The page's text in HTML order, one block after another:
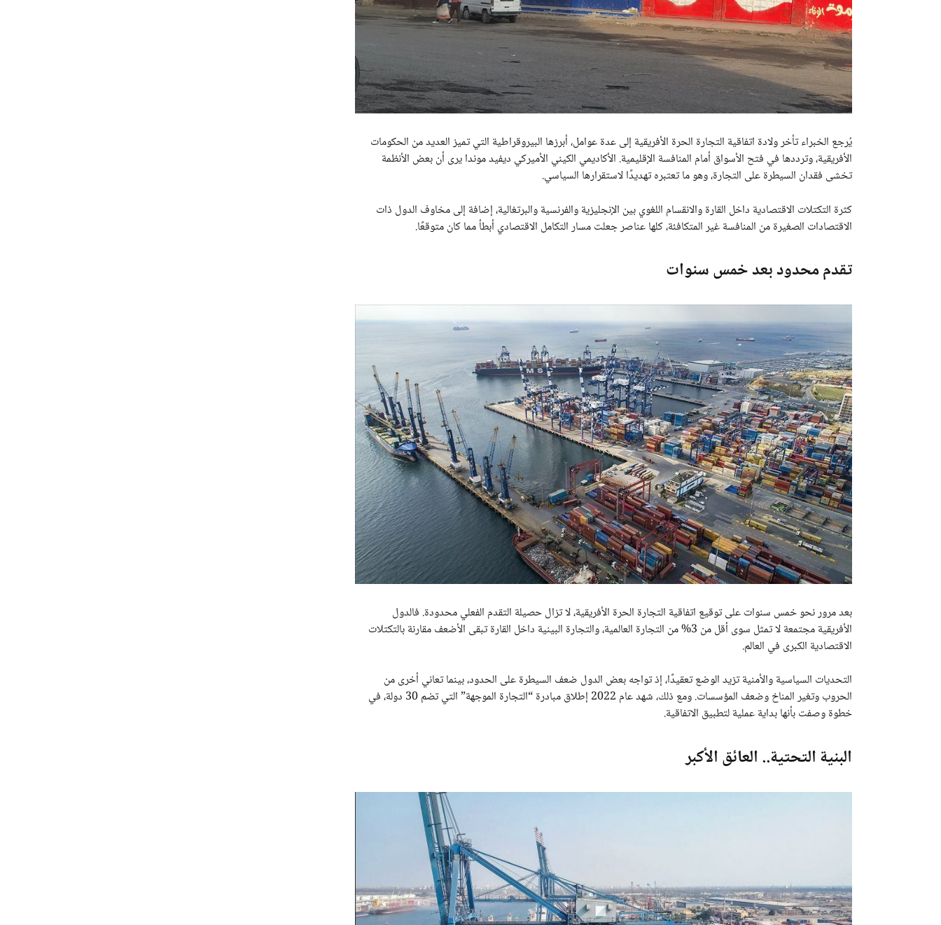
يُرجع الخبراء تأخر ولادة اتفاقية التجارة الحرة الأفريقية إلى عدة عوامل، أبرزها البيروقراطية التي تميز العديد من الحكومات
الأفريقية، وترددها في فتح الأسواق أمام المنافسة الإقليمية. الأكاديمي الكيني الأميركي ديفيد موندا يرى أن بعض الأنظمة
تخشى فقدان السيطرة على التجارة، وهو ما تعتبره تهديدًا لاستقرارها السياسي.
كثرة التكتلات الاقتصادية داخل القارة والانقسام اللغوي بين الإنجليزية والفرنسية والبرتغالية، إضافة إلى مخاوف الدول ذات
الاقتصادات الصغيرة من المنافسة غير المتكافئة، كلها عناصر جعلت مسار التكامل الاقتصادي أبطأ مما كان متوقعًا.
تقدم محدود بعد خمس سنوات
بعد مرور نحو خمس سنوات على توقيع اتفاقية التجارة الحرة الأفريقية، لا تزال حصيلة التقدم الفعلي محدودة. فالدول
الأفريقية مجتمعة لا تمثل سوى أقل من 3% من التجارة العالمية، والتجارة البينية داخل القارة تبقى الأضعف مقارنة بالتكتلات
الاقتصادية الكبرى في العالم.
التحديات السياسية والأمنية تزيد الوضع تعقيدًا، إذ تواجه بعض الدول ضعف السيطرة على الحدود، بينما تعاني أخرى من
الحروب وتغير المناخ وضعف المؤسسات. ومع ذلك، شهد عام 2022 إطلاق مبادرة “التجارة الموجهة” التي تضم 30 دولة، في
خطوة وصفت بأنها بداية عملية لتطبيق الاتفاقية.
البنية التحتية.. العائق الأكبر